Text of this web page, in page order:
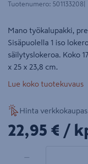
Tuotenumero: 501133208
Mano työkalupakki,
Sisäpuolella 1 iso
säilytyslokeroa. Koko
x 25 x 23,8 cm.
Lue koko tuotekuvaus
Hinta
22,95€/kpl
22,95 € /
−